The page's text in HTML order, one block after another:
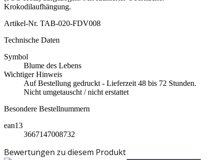
Krokodilaufhängung.
Artikel-Nr. TAB-020-FDV008
Technische Daten
Symbol
Blume des Lebens
Wichtiger Hinweis
Auf Bestellung gedruckt - Lieferzeit 48 bis 72 Stunden.
Nicht umgetauscht / nicht erstattet
Besondere Bestellnummern
ean13
3667147008732
Bewertungen zu diesem Produkt